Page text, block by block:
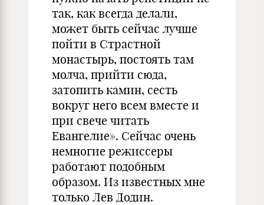
так, как всегда делали,
может быть сейчас лучше
пойти в Страстной
монастырь, постоять там
молча, прийти сюда,
затопить камин, сесть
вокруг него всем вместе и
при свече читать
Евангелие». Сейчас очень
немногие режиссеры
работают подобным
образом. Из известных мне
только Лев Додин.